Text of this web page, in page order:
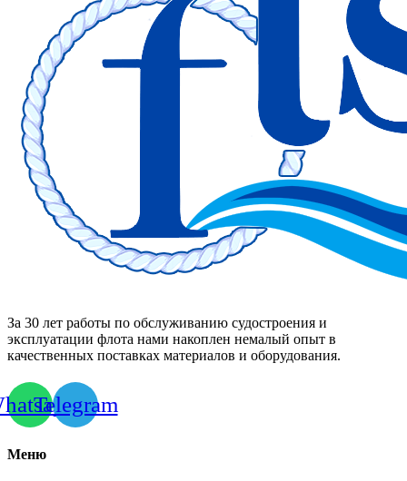
За 30 лет работы по обслуживанию судостроения и
эксплуатации флота нами накоплен немалый опыт в
качественных поставках материалов и оборудования.
Telegram
Меню